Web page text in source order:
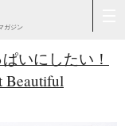
ガジン
いにしたい！
Beautiful